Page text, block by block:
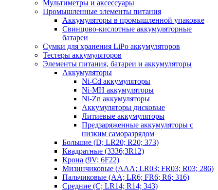
Мультиметры и аксессуары
Промышленные элементы питания
Аккумуляторы в промышленной упаковке
Свинцово-кислотные аккумуляторные
батареи
Сумки для хранения LiPo аккумуляторов
Тестеры аккумуляторов
Элементы питания, батареи и аккумуляторы
Аккумуляторы
Ni-Cd аккумуляторы
Ni-MH аккумуляторы
Ni-Zn аккумуляторы
Аккумуляторы дисковые
Литиевые аккумуляторы
Предзаряженные аккумуляторы с
низким саморазрядом
Большие (D; LR20; R20; 373)
Квадратные (3336;3R12)
Крона (9V; 6F22)
Мизинчиковые (AAA; LR03; FR03; R03; 286)
Пальчиковые (AA; LR6; FR6; R6; 316)
Средние (C; LR14; R14; 343)